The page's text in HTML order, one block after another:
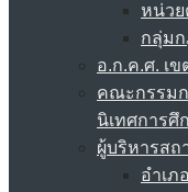
หน่วย
กลุ่ม
อ.ก.ค.ศ. เ
คณะกรรมก
นิเทศการศึ
ผู้บริหารสถ
อำเภ